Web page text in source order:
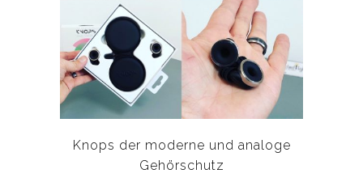
Knops der moderne und analoge
Gehörschutz